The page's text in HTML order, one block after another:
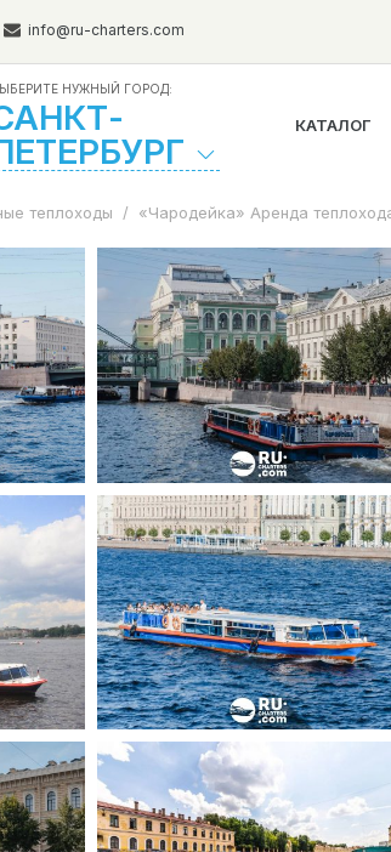
info@ru-charters.com
НУЖНЫЙ ГОРОД:
КАТАЛОГ
теплоходы / «Чародейка» Аренда